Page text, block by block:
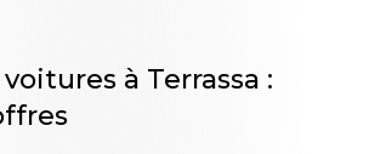
à Terrassa :